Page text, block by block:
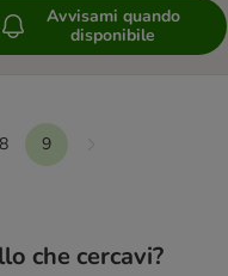
Avvisami quando
disponibile
8 9 Continua
che cercavi?